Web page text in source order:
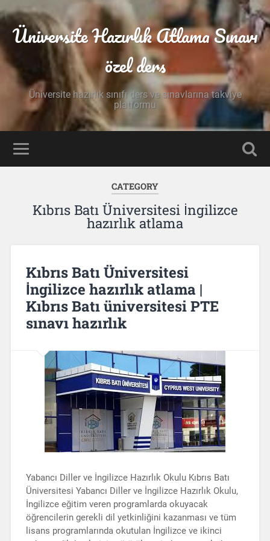
Üniversite Hazırlık Atlama Sınavı
özel ders
Üniversite hazırlık sınıfı ders ve sınavlarına takviye
platformu
CATEGORY
Kıbrıs Batı Üniversitesi İngilizce
hazırlık atlama
Kıbrıs Batı Üniversitesi
İngilizce hazırlık atlama |
Kıbrıs Batı üniversitesi PTE
sınavı hazırlık
Yabancı Diller ve İngilizce Hazırlık Okulu Kıbrıs Batı
Üniversitesi Yabancı Diller ve İngilizce Hazırlık Okulu,
İngilizce eğitim veren programlarda okuyacak
öğrencilerin gerekli dil yetkinliğini kazanması ve tüm
lisans programlarında okutulan İngilizce ve ikinci